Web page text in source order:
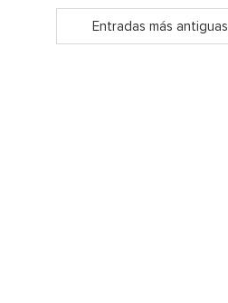
Entradas más antiguas